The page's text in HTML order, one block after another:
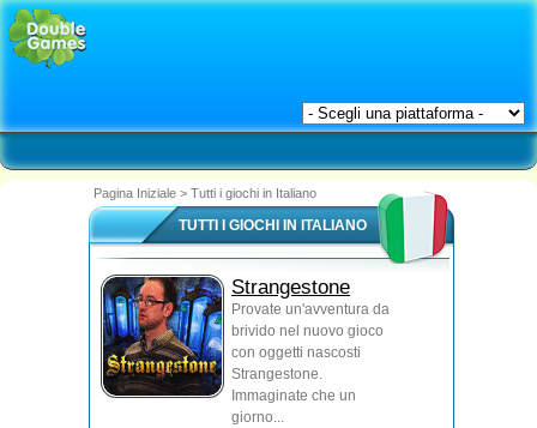
Pagina Iniziale > Tutti i giochi in Italiano
TUTTI I GIOCHI IN ITALIANO
Strangestone
Provate un'avventura da
brivido nel nuovo gioco
con oggetti nascosti
Strangestone.
Immaginate che un
giorno...